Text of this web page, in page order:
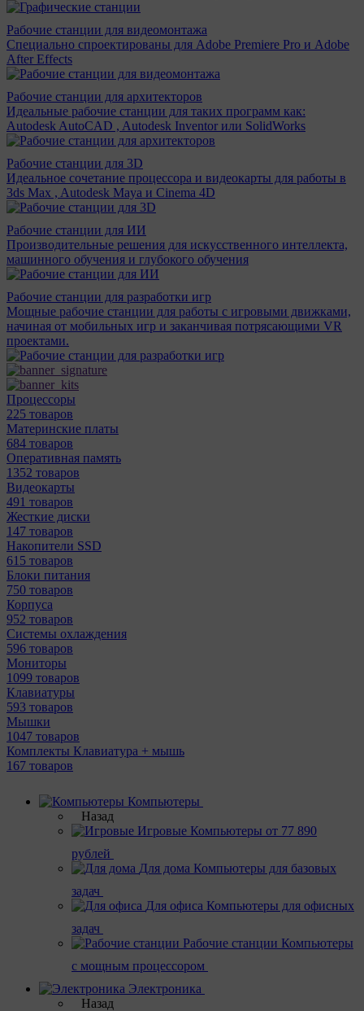
Рабочие станции для видеомонтажа
Специально спроектированы для Adobe Premiere Pro и Adobe
After Effects
Рабочие станции для архитекторов
Идеальные рабочие станции для таких программ как:
Autodesk AutoCAD , Autodesk Inventor или SolidWorks
Рабочие станции для 3D
Идеальное сочетание процессора и видеокарты для работы в
3ds Max , Autodesk Maya и Cinema 4D
Рабочие станции для ИИ
Производительные решения для искусственного интеллекта,
машинного обучения и глубокого обучения
Рабочие станции для разработки игр
Мощные рабочие станции для работы с игровыми движками,
начиная от мобильных игр и заканчивая потрясающими VR
проектами.
Процессоры
225 товаров
Материнcкие платы
684 товаров
Оперативная память
1352 товаров
Видеокарты
491 товаров
Жесткие диски
147 товаров
Накопители SSD
615 товаров
Блоки питания
750 товаров
Корпуса
952 товаров
Системы охлаждения
596 товаров
Мониторы
1099 товаров
Клавиатуры
593 товаров
Мышки
1047 товаров
Комплекты Клавиатура + мышь
167 товаров
Компьютеры
Назад
Игровые Компьютеры от 77 890
рублей
Для дома Компьютеры для базовых
задач
Для офиса Компьютеры для офисных
задач
Рабочие станции Компьютеры
с мощным процессором
Электроника
Назад